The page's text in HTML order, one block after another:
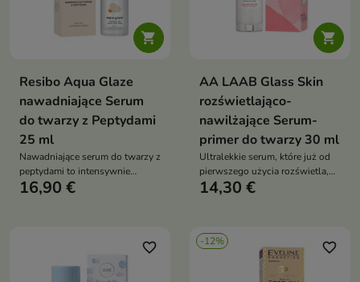

Resibo Aqua Glaze
nawadniające Serum
do twarzy z Peptydami
25 ml
Nawadniające serum do twarzy z
peptydami to intensywnie
nawilżający kosmetyk, który
redukuje zmarszczki i przywraca
jej świeży, promienny wygląd
16,90 €

AA LAAB Glass Skin
rozświetlająco-
nawilżające Serum-
primer do twarzy 30 ml
Ultralekkie serum, które już od
pierwszego użycia rozświetla,
wygładza i zapewnia efekt
14,30 €
favorite_border -12% favorite_border